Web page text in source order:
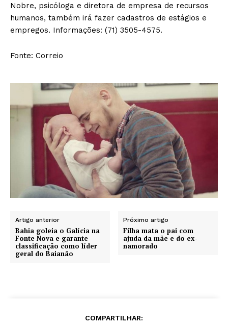
Nobre, psicóloga e diretora de empresa de recursos
humanos, também irá fazer cadastros de estágios e
empregos. Informações: (71) 3505-4575.
Fonte: Correio
Artigo anterior
Bahia goleia o Galícia na
Fonte Nova e garante
classificação como líder
geral do Baianão
Próximo artigo
Filha mata o pai com
ajuda da mãe e do ex-
namorado
COMPARTILHAR: